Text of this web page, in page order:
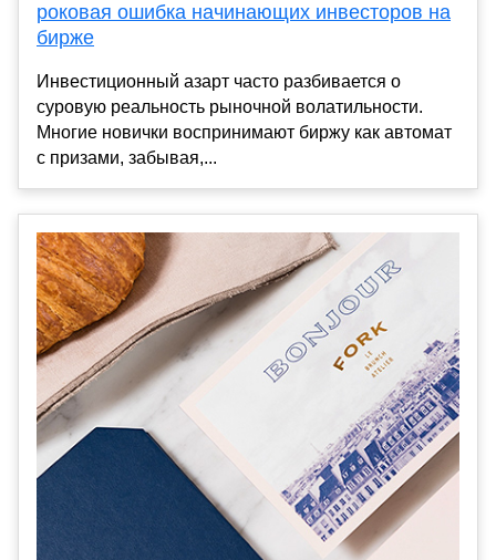
роковая ошибка начинающих инвесторов на
бирже
Инвестиционный азарт часто разбивается о
суровую реальность рыночной волатильности.
Многие новички воспринимают биржу как автомат
с призами, забывая,...